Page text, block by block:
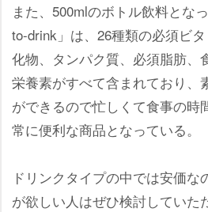
また、500mlのボトル飲料とな
to-drink」は、26種類の必須ビ
化物、タンパク質、必須脂肪、
栄養素がすべて含まれており、
ができるので忙しくて食事の時
常に便利な商品となっている。
ドリンクタイプの中では安価
が欲しい人はぜひ検討していた